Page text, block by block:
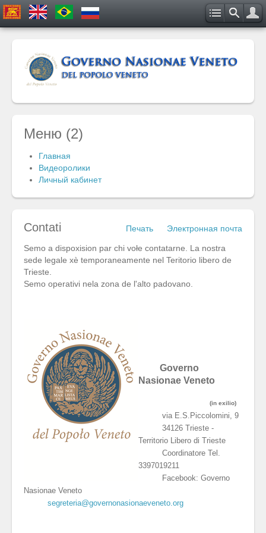
Меню (2)
Главная
Видеоролики
Личный кабинет
Электронная почта
Печать
Contati
Semo a dispoxision par chi vołe contatarne. La nostra
sede legale xè temporaneamente nel Teritorio libero de
Trieste.
Semo operativi nela zona de l'alto padovano.
Governo
Nasionae Veneto
(in exilio)
via E.S.Piccolomini, 9
34126 Trieste -
Territorio Libero di Trieste
Coordinatore Tel.
3397019211
Facebook: Governo
Nasionae Veneto
segreteria@governonasionaeveneto.org